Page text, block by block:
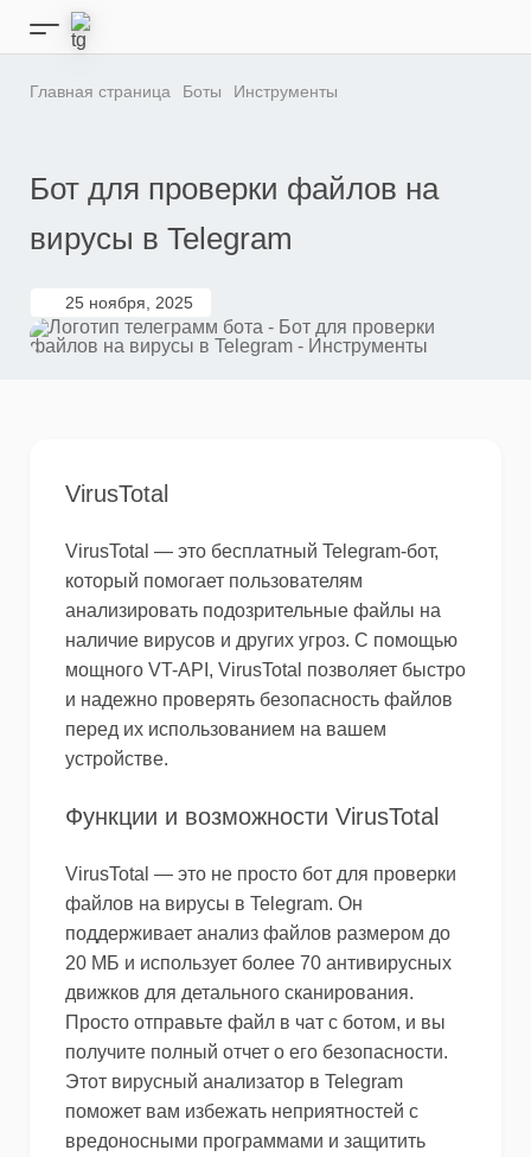
Перейти
содержимому
Кнопка
бокового
Главная страница Боты Инструменты
Бот для проверки файлов на
вирусы в Telegram
25 ноября, 2025
VirusTotal
VirusTotal — это бесплатный Telegram-бот,
который помогает пользователям
анализировать подозрительные файлы на
наличие вирусов и других угроз. С помощью
мощного VT-API, VirusTotal позволяет быстро
и надежно проверять безопасность файлов
перед их использованием на вашем
устройстве.
Функции и возможности VirusTotal
VirusTotal — это не просто бот для проверки
файлов на вирусы в Telegram. Он
поддерживает анализ файлов размером до
20 МБ и использует более 70 антивирусных
движков для детального сканирования.
Просто отправьте файл в чат с ботом, и вы
получите полный отчет о его безопасности.
Этот вирусный анализатор в Telegram
поможет вам избежать неприятностей с
вредоносными программами и защитить